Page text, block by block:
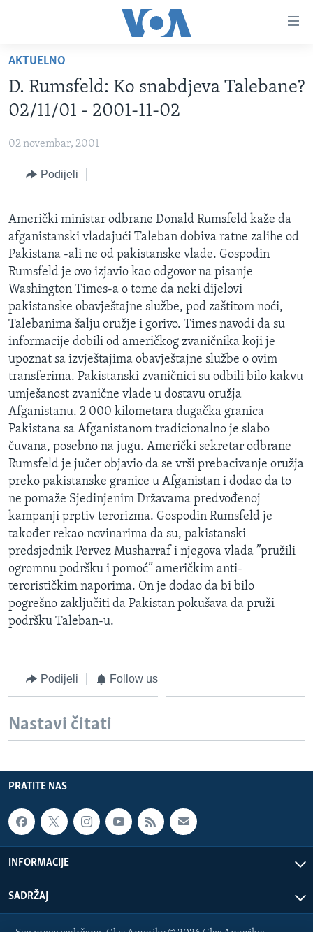
glavni
sadržaj
Pređi
na
glavnu
TV PROGRAM
VIDEO
VIJESTI
SJEDINJENE AMERIČKE DRŽAVE
SVIJET
NAUKA I TEHNOLOGIJA
KORUPCIJA
SLOBODA MEDIJA
ŽENSKA STRANA
IZBJEGLIČKA STRANA
MAGAZIN
O GLASU AMERIKE
Learning English
PRATITE NAS
Jezici
AKTUELNO
D. Rumsfeld: Ko snabdjeva Talebane?
02/11/01 - 2001-11-02
02 novembar, 2001
Podijeli
Američki ministar odbrane Donald Rumsfeld kaže da
afganistanski vladajući Taleban dobiva ratne zalihe od
Pakistana -ali ne od pakistanske vlade. Gospodin
Rumsfeld je ovo izjavio kao odgovor na pisanje
Washington Times-a o tome da neki dijelovi
pakistanske obavještajne službe, pod zaštitom noći,
Talebanima šalju oružje i gorivo. Times navodi da su
informacije dobili od američkog zvaničnika koji je
upoznat sa izvještajima obavještajne službe o ovim
transferima. Pakistanski zvaničnici su odbili bilo kakvu
umješanost zvanične vlade u dostavu oružja
Afganistanu. 2 000 kilometara dugačka granica
Pakistana sa Afganistanom tradicionalno je slabo
čuvana, posebno na jugu. Američki sekretar odbrane
Rumsfeld je jučer objavio da se vrši prebacivanje oružja
preko pakistanske granice u Afganistan i dodao da to
ne pomaže Sjedinjenim Državama predvođenoj
kampanji prptiv terorizma. Gospodin Rumsfeld je
također rekao novinarima da su, pakistanski
predsjednik Pervez Musharraf i njegova vlada ”pružili
ogromnu podršku i pomoć” američkim anti-
terorističkim naporima. On je dodao da bi bilo
pogrešno zaključiti da Pakistan pokušava da pruži
podršku Taleban-u.
Podijeli Follow us
Nastavi čitati
PRATITE NAS
INFORMACIJE
SADRŽAJ
Sva prava zadržana. Glas Amerike © 2026 Glas Amerike: